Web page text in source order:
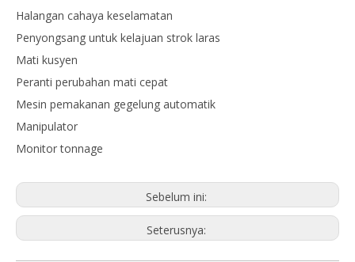
Halangan cahaya keselamatan
Penyongsang untuk kelajuan strok laras
Mati kusyen
Peranti perubahan mati cepat
Mesin pemakanan gegelung automatik
Manipulator
Monitor tonnage
Sebelum ini:
Seterusnya: